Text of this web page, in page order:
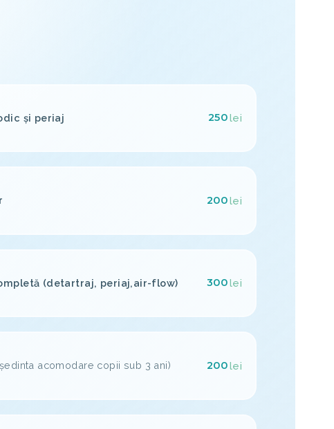
și periaj 250lei
200lei
(detartraj, periaj,air-flow) 300lei
acomodare copii sub 3 ani) 200lei